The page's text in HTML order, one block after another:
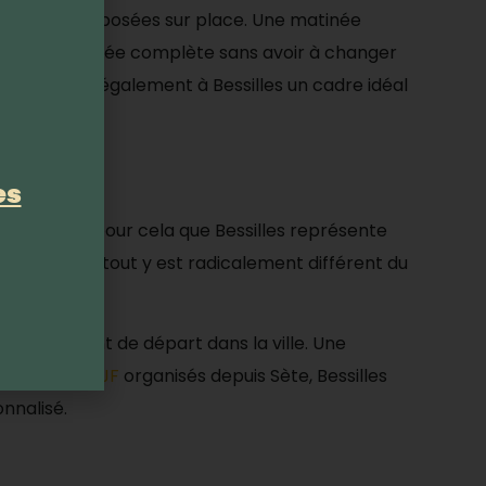
proposées sur place. Une matinée
une journée complète sans avoir à changer
également à Bessilles un cadre idéal
pour cela que Bessilles représente
: tout y est radicalement différent du
le point de départ dans la ville. Une
EVG et EVJF organisés depuis Sète, Bessilles